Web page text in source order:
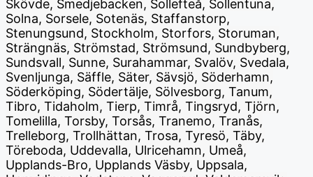
Skövde, Smedjebacken, Sollefteå, Sollentuna,
Solna, Sorsele, Sotenäs, Staffanstorp,
Stenungsund, Stockholm, Storfors, Storuman,
Strängnäs, Strömstad, Strömsund, Sundbyberg,
Sundsvall, Sunne, Surahammar, Svalöv, Svedala,
Svenljunga, Säffle, Säter, Sävsjö, Söderhamn,
Söderköping, Södertälje, Sölvesborg, Tanum,
Tibro, Tidaholm, Tierp, Timrå, Tingsryd, Tjörn,
Tomelilla, Torsby, Torsås, Tranemo, Tranås,
Trelleborg, Trollhättan, Trosa, Tyresö, Täby,
Töreboda, Uddevalla, Ulricehamn, Umeå,
Upplands-Bro, Upplands Väsby, Uppsala,